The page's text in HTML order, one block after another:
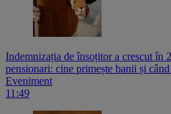
Indemnizația de însoțitor a crescut în
pensionari: cine primește banii și
Eveniment
11:49